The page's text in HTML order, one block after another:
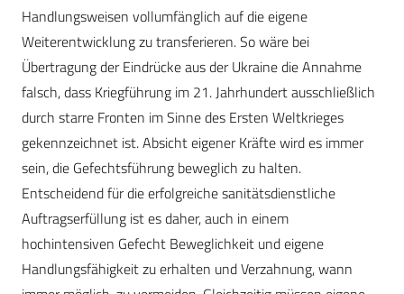
Handlungsweisen vollumfänglich auf die eigene
Weiterentwicklung zu transferieren. So wäre bei
Übertragung der Eindrücke aus der Ukraine die Annahme
falsch, dass Kriegführung im 21. Jahrhundert ausschließlich
durch starre Fronten im Sinne des Ersten Weltkrieges
gekennzeichnet ist. Absicht eigener Kräfte wird es immer
sein, die Gefechtsführung beweglich zu halten.
Entscheidend für die erfolgreiche sanitätsdienstliche
Auftragserfüllung ist es daher, auch in einem
hochintensiven Gefecht Beweglichkeit und eigene
Handlungsfähigkeit zu erhalten und Verzahnung, wann